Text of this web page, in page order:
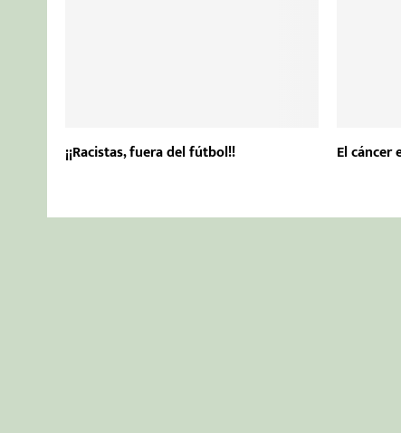
¡¡Racistas, fuera del fútbol!! El cáncer